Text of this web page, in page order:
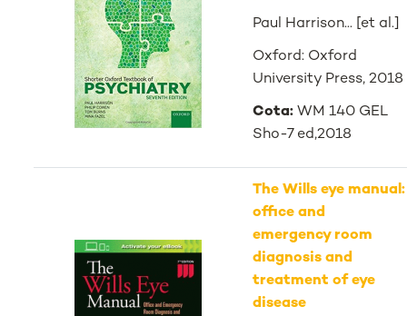
Paul Harrison... [et al.]
Oxford: Oxford
University Press, 2018
Cota:WM 140 GEL
Sho-7 ed,2018
The Wills eye manual:
office and
emergency room
diagnosis and
treatment of eye
disease